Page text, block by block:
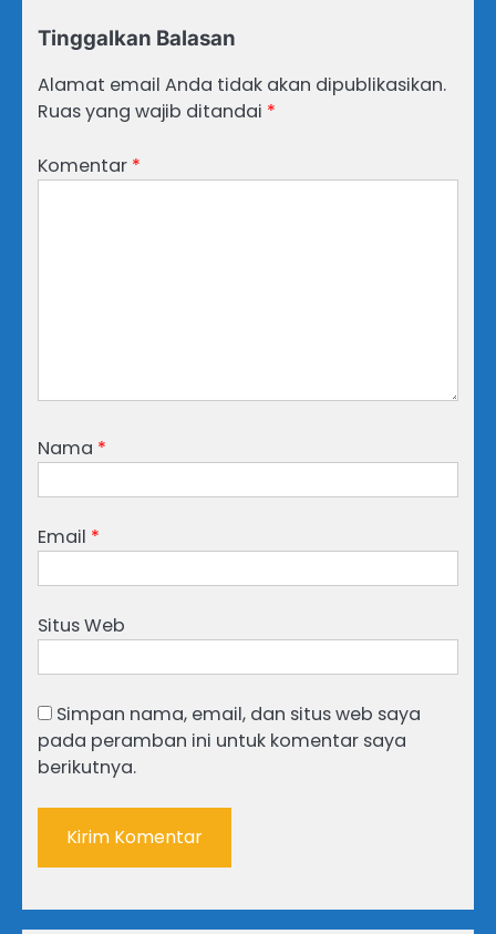
Tinggalkan Balasan
Alamat email Anda tidak akan dipublikasikan.
Ruas yang wajib ditandai *
Komentar *
Nama *
Email *
Situs Web
Simpan nama, email, dan situs web saya
pada peramban ini untuk komentar saya
berikutnya.